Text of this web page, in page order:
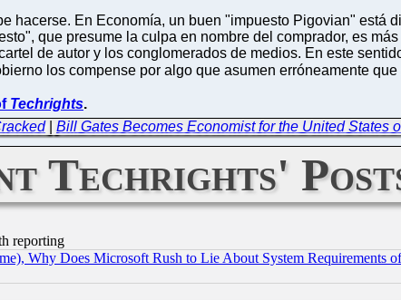
hacerse. En Economía, un buen "impuesto Pigovian" está
que presume la culpa en nombre del comprador, es
de autor y los conglomerados de medios. En este
los compense por algo que asumen erróneamente que
Techrights.
|Bill Gates Becomes Economist for the United States
Techrights'
reporting
Why Does Microsoft Rush to Lie About System Requirements